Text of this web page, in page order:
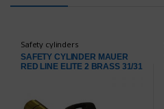
Safety cylinders
SAFETY CYLINDER MAUER
RED LINE ELITE 2 BRASS 31/31